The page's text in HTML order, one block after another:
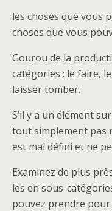
les choses que vous
choses que vous
Gourou de la
catégories : le faire,
laisser tomber.
S’il y a un élément
tout simplement pas
est mal défini et ne
Examinez de plus
les en sous-
pouvez prendre